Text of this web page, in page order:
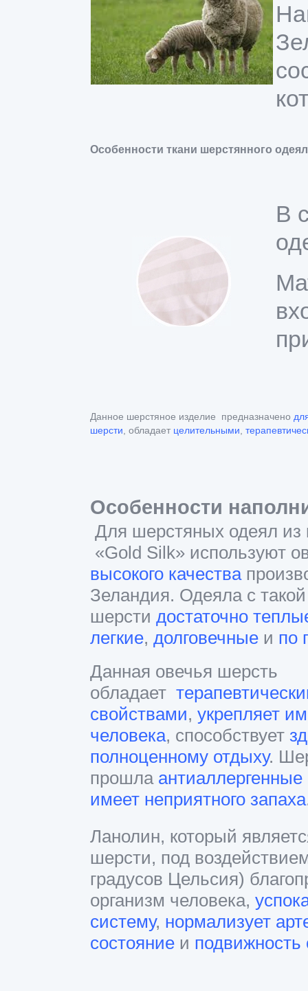
Особенности ткани шерстянного
В
Данное шерстяное изделие предназначено
шерсти обладает целительными
Особенности
Для шерстяных одеял из
«Gold Silk» используют
высокого качества
Зеландия. Одеяла с такой
шерстидостаточно
легкие, долговечные и по
Данная овечья шерсть
обладает
свойствами, укрепляет
человека, способствует
полноценному отдыху.
прошла антиаллергенные
имеет неприятного запаха
Ланолин, который
шерсти, под
градусов Цельсия)
организм человека,
систему, нормализует
состояние и подвижность